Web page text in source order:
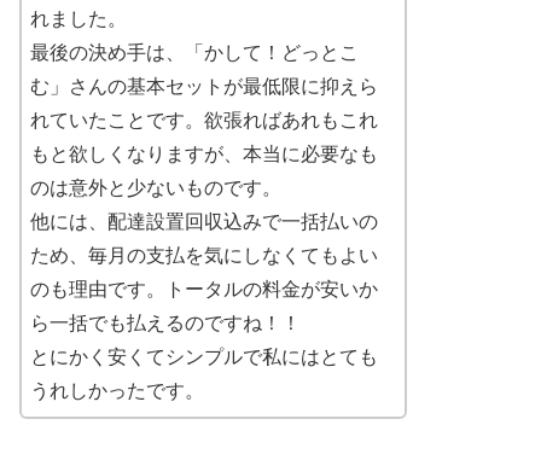
れました。
最後の決め手は、「かして！どっとこ
む」さんの基本セットが最低限に抑えら
れていたことです。欲張ればあれもこれ
もと欲しくなりますが、本当に必要なも
のは意外と少ないものです。
他には、配達設置回収込みで一括払いの
ため、毎月の支払を気にしなくてもよい
のも理由です。トータルの料金が安いか
ら一括でも払えるのですね！！
とにかく安くてシンプルで私にはとても
うれしかったです。